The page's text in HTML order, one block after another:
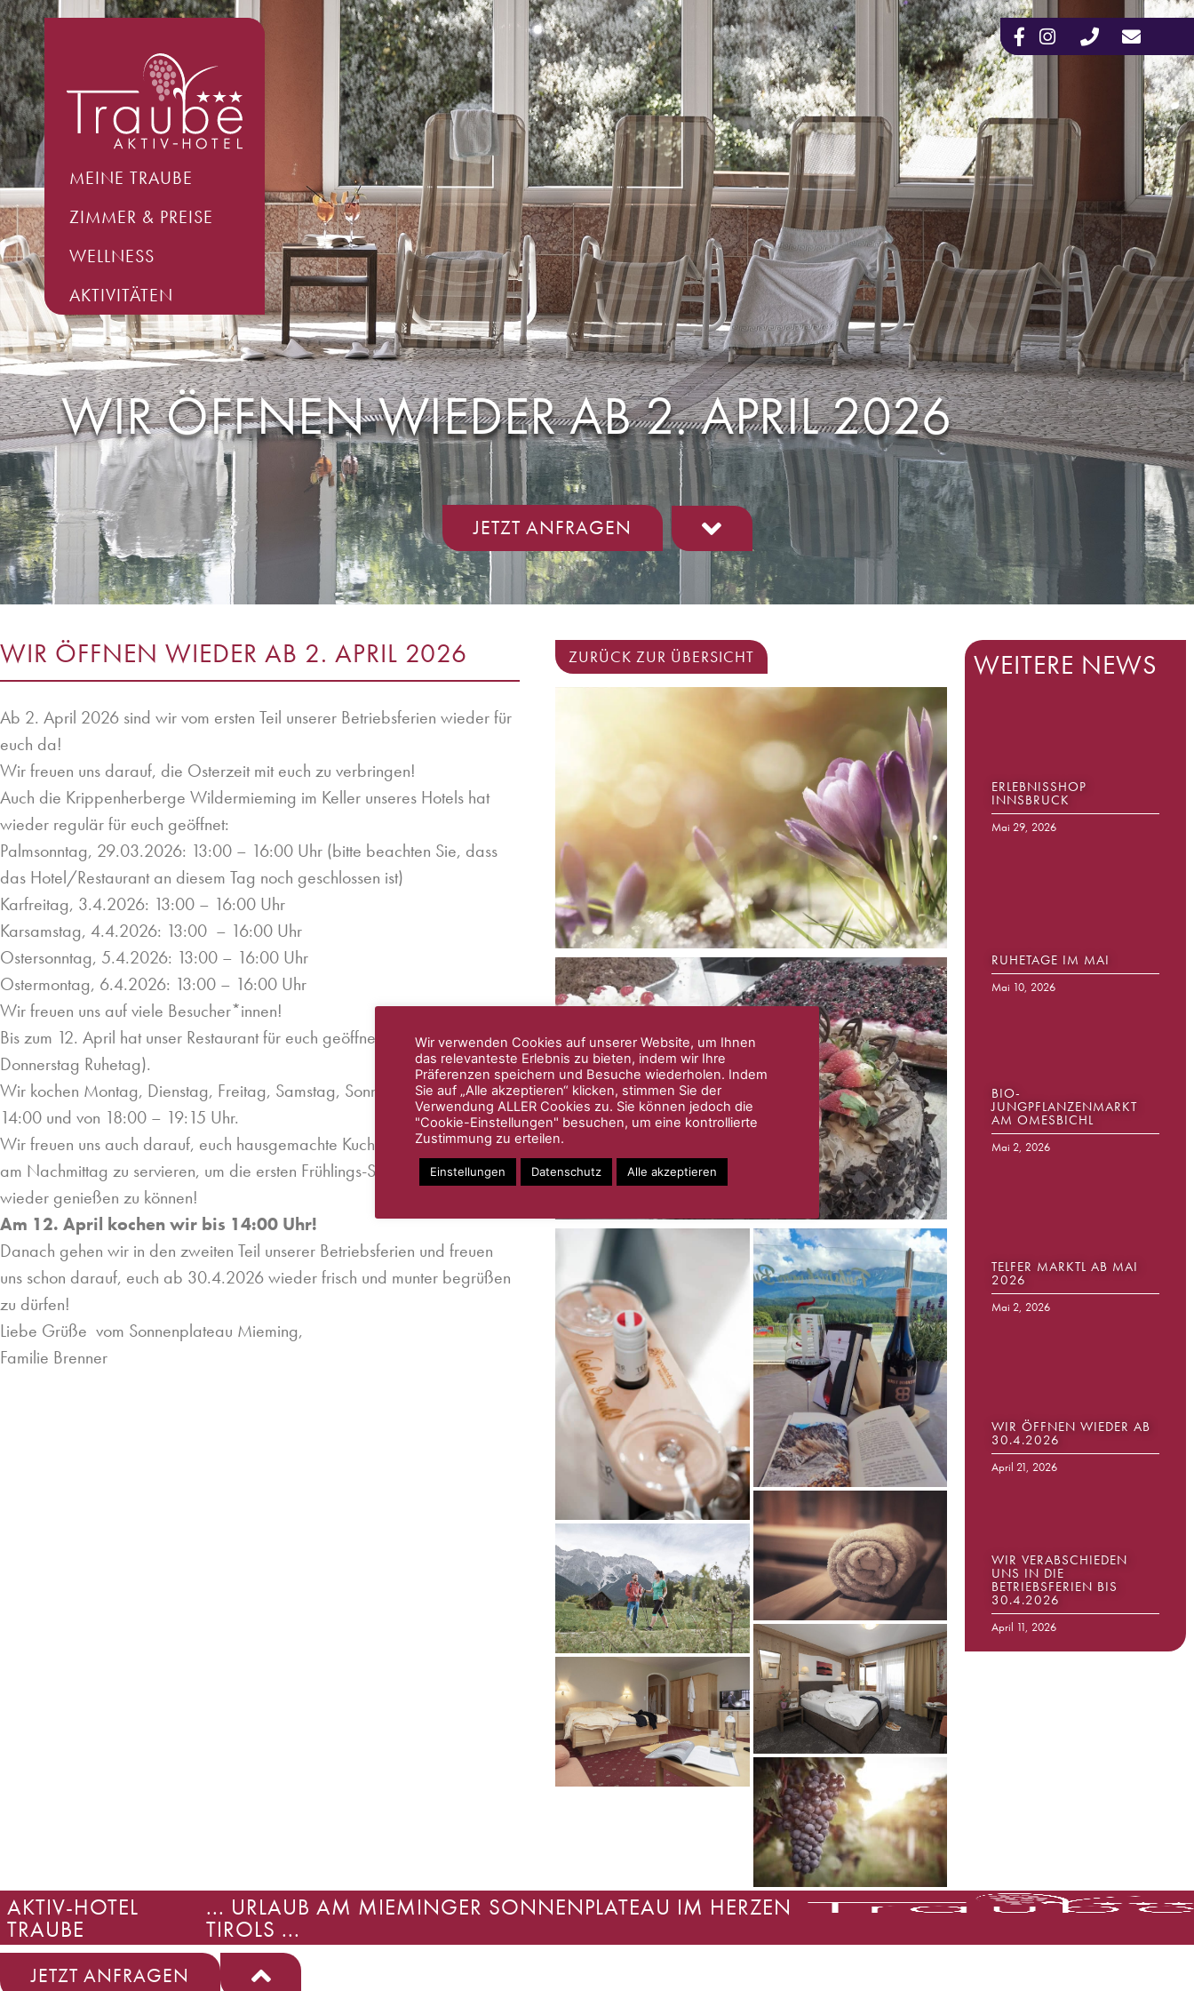
MEINE TRAUBE
ZIMMER & PREISE
WELLNESS
AKTIVITÄTEN
WIR ÖFFNEN WIEDER AB 2. APRIL 2026
JETZT ANFRAGEN
WIR ÖFFNEN WIEDER AB 2. APRIL 2026
Ab 2. April 2026 sind wir vom ersten Teil unserer Betriebsferien wieder für
euch da!
Wir freuen uns darauf, die Osterzeit mit euch zu verbringen!
Auch die Krippenherberge Wildermieming im Keller unseres Hotels hat
wieder regulär für euch geöffnet:
Palmsonntag, 29.03.2026: 13:00 – 16:00 Uhr (bitte beachten Sie, dass
das Hotel/Restaurant an diesem Tag noch geschlossen ist)
Karfreitag, 3.4.2026: 13:00 – 16:00 Uhr
Karsamstag, 4.4.2026: 13:00 – 16:00 Uhr
Ostersonntag, 5.4.2026: 13:00 – 16:00 Uhr
Ostermontag, 6.4.2026: 13:00 – 16:00 Uhr
Wir freuen uns auf viele Besucher*innen!
Bis zum 12. April hat unser Restaurant für euch geöffnet (Mittwoch und
Donnerstag Ruhetag).
Wir kochen Montag, Dienstag, Freitag, Samstag, Sonntag von 12:00 –
14:00 und von 18:00 – 19:15 Uhr.
Wir freuen uns auch darauf, euch hausgemachte Kuchen und Eiskreationen
am Nachmittag zu servieren, um die ersten Frühlings-Sonnenstrahlen
wieder genießen zu können!
Am 12. April kochen wir bis 14:00 Uhr!
Danach gehen wir in den zweiten Teil unserer Betriebsferien und freuen
uns schon darauf, euch ab 30.4.2026 wieder frisch und munter begrüßen
zu dürfen!
Liebe Grüße vom Sonnenplateau Mieming,
Familie Brenner
ZURÜCK ZUR ÜBERSICHT WEITERE NEWS
ERLEBNISSHOP
INNSBRUCK
Mai 29, 2026
RUHETAGE IM MAI
Mai 10, 2026
BIO-
JUNGPFLANZENMARKT
AM OMESBICHL
Mai 2, 2026
TELFER MARKTL AB MAI
2026
Mai 2, 2026
WIR ÖFFNEN WIEDER AB
30.4.2026
April 21, 2026
WIR VERABSCHIEDEN
UNS IN DIE
BETRIEBSFERIEN BIS
30.4.2026
April 11, 2026
AKTIV-HOTEL
TRAUBE
... URLAUB AM MIEMINGER SONNENPLATEAU IM HERZEN
TIROLS ...
JETZT ANFRAGEN
Wir verwenden Cookies auf unserer Website, um Ihnen
das relevanteste Erlebnis zu bieten, indem wir Ihre
Präferenzen speichern und Besuche wiederholen. Indem
Sie auf „Alle akzeptieren“ klicken, stimmen Sie der
Verwendung ALLER Cookies zu. Sie können jedoch die
"Cookie-Einstellungen" besuchen, um eine kontrollierte
Zustimmung zu erteilen.
Einstellungen Datenschutz Alle akzeptieren